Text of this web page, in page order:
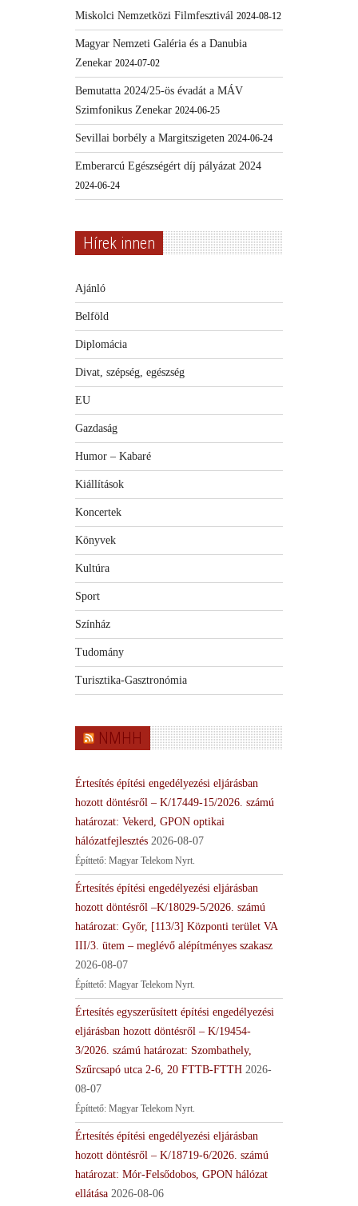
Miskolci Nemzetközi Filmfesztivál 2024-08-12
Magyar Nemzeti Galéria és a Danubia
Zenekar 2024-07-02
Bemutatta 2024/25-ös évadát a MÁV
Szimfonikus Zenekar 2024-06-25
Sevillai borbély a Margitszigeten 2024-06-24
Emberarcú Egészségért díj pályázat 2024
2024-06-24
Hírek innen
Ajánló
Belföld
Diplomácia
Divat, szépség, egészség
EU
Gazdaság
Humor – Kabaré
Kiállítások
Koncertek
Könyvek
Kultúra
Sport
Színház
Tudomány
Turisztika-Gasztronómia
NMHH
Értesítés építési engedélyezési eljárásban
hozott döntésről – K/17449-15/2026. számú
határozat: Vekerd, GPON optikai
hálózatfejlesztés 2026-08-07
Építtető: Magyar Telekom Nyrt.
Értesítés építési engedélyezési eljárásban
hozott döntésről –K/18029-5/2026. számú
határozat: Győr, [113/3] Központi terület VA
III/3. ütem – meglévő alépítményes szakasz
2026-08-07
Építtető: Magyar Telekom Nyrt.
Értesítés egyszerűsített építési engedélyezési
eljárásban hozott döntésről – K/19454-
3/2026. számú határozat: Szombathely,
Szűrcsapó utca 2-6, 20 FTTB-FTTH 2026-
08-07
Építtető: Magyar Telekom Nyrt.
Értesítés építési engedélyezési eljárásban
hozott döntésről – K/18719-6/2026. számú
határozat: Mór-Felsődobos, GPON hálózat
ellátása 2026-08-06